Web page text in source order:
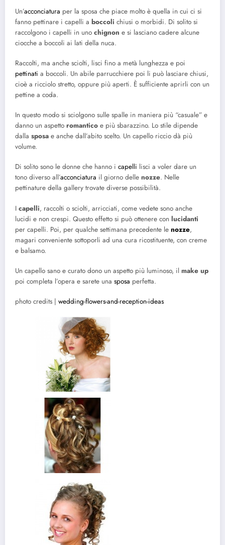
Un’acconciatura per la sposa che piace molto è quella in cui ci si
fanno pettinare i capelli a boccoli chiusi o morbidi. Di solito si
raccolgono i capelli in uno chignon e si lasciano cadere alcune
ciocche a boccoli ai lati della nuca.
Raccolti, ma anche sciolti, lisci fino a metà lunghezza e poi
pettinati a boccoli. Un abile parrucchiere poi li può lasciare chiusi,
cioè a ricciolo stretto, oppure più aperti. È sufficiente aprirli con un
pettine a coda.
In questo modo si sciolgono sulle spalle in maniera più “casuale” e
danno un aspetto romantico e più sbarazzino. Lo stile dipende
dalla sposa e anche dall’abito scelto. Un capello riccio dà più
volume.
Di solito sono le donne che hanno i capelli lisci a voler dare un
tono diverso all’acconciatura il giorno delle nozze. Nelle
pettinature della gallery trovate diverse possibilità.
I capelli, raccolti o sciolti, arricciati, come vedete sono anche
lucidi e non crespi. Questo effetto si può ottenere con lucidanti
per capelli. Poi, per qualche settimana precedente le nozze,
magari conveniente sottoporli ad una cura ricostituente, con creme
e balsamo.
Un capello sano e curato dono un aspetto più luminoso, il make up
poi completa l’opera e sarete una sposa perfetta.
photo credits | wedding-flowers-and-reception-ideas